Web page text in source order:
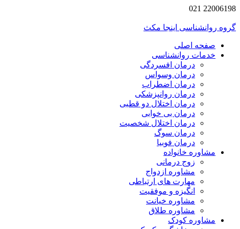
22006198 021
گروه روانشناسی اینجا مکث
صفحه اصلی
خدمات روانشناسی
درمان افسردگی
درمان وسواس
درمان اضطراب
درمان روانپزشکی
درمان اختلال دو قطبی
درمان بی خوابی
درمان اختلال شخصیت
درمان سوگ
درمان فوبیا
مشاوره خانواده
زوج درمانی
مشاوره ازدواج
مهارت های ارتباطی
انگیزه و موفقیت
مشاوره خیانت
مشاوره طلاق
مشاوره کودک